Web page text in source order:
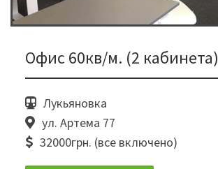
Офис 60кв/м. (2 кабинета)
Лукьяновка
ул. Артема 77
32000грн. (все включено)